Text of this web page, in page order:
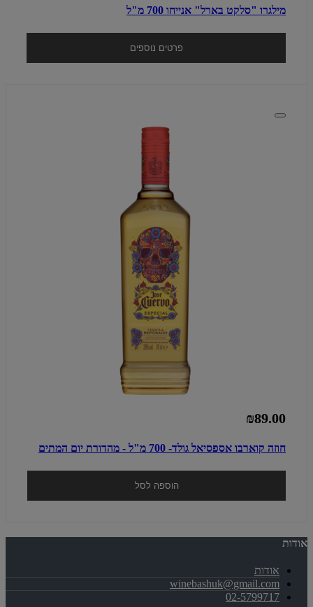
מילגרו "סלקט בארל" אנייחו 700 מ"ל
פרטים נוספים
₪89.00
חוזה קוארבו אספסיאל גולד- 700 מ"ל - מהדורת יום המתים
הוספה לסל
אודות
אודות
winebashuk@gmail.com
02-5799717